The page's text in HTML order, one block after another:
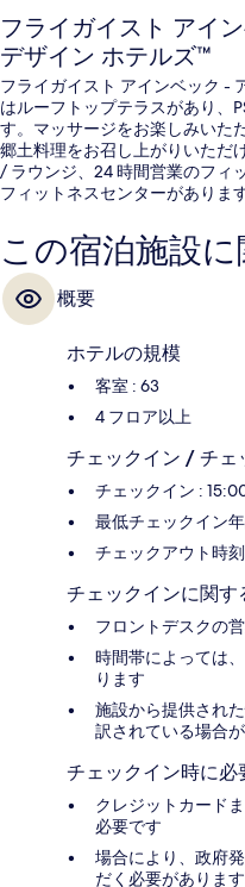
フライガイスト アイ
デザイン ホテルズ™
フライガイスト アインベック -
はルーフトップテラスがあり、
す。マッサージをお楽しみいた
郷土料理をお召し上がりいただ
/ ラウンジ、24 時間営業のフィ
フィットネスセンターがあります
この宿泊施設
概要
ホテルの規模
客室 : 63
4 フロア以上
チェックイン / チェ
チェックイン :
最低チェックイン
チェックアウト時
チェックインに関す
フロントデスクの
時間帯によっては
ります
施設から提供され
訳されている場合
チェックイン時に必
クレジットカード
必要です
場合により、政府
だく必要があります